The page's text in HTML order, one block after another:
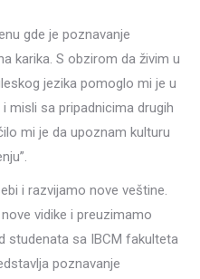
gde je poznavanje
karika. S obzirom da živim u
jezika pomoglo mi je u
misli sa pripadnicima drugih
mi je da upoznam kulturu
i razvijamo nove veštine.
vidike i preuzimamo
studenata sa IBCM fakulteta
poznavanje